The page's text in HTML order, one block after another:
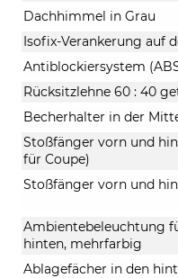
Dachhimmel in Grau
Isofix-Verankerung auf
Antiblockiersystem
Rücksitzlehne 60 : 40
Becherhalter in der
Stoßfänger vorn und
für Coupe)
Stoßfänger vorn und
Ambientebeleuchtung
hinten, mehrfarbig
Ablagefächer in den